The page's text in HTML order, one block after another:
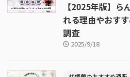
【2025年版】ら
れる理由やおす
調査
2025/9/18